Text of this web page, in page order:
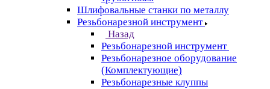
Шлифовальные станки по металлу
Резьбонарезной инструмент
Назад
Резьбонарезной инструмент
Резьбонарезное оборудование
(Комплектующие)
Резьбонарезные клуппы